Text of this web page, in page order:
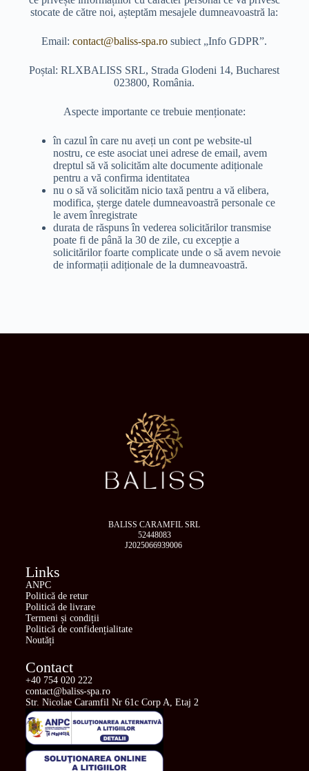
stocate de către noi, așteptăm mesajele dumneavoastră la:
Email:contact@baliss-spa.rosubiect „Info GDPR”.
Poștal: RLXBALISS SRL, Strada Glodeni 14, Bucharest
023800, România.
Aspecte importante ce trebuie menționate:
în cazul în care nu aveți un cont pe website-ul
nostru, ce este asociat unei adrese de email, avem
dreptul să vă solicităm alte documente adiționale
pentru a vă confirma identitatea
nu o să vă solicităm nicio taxă pentru a vă elibera,
modifica, șterge datele dumneavoastră personale ce
le avem înregistrate
durata de răspuns în vederea solicitărilor transmise
poate fi de până la 30 de zile, cu excepție a
solicitărilor foarte complicate unde o să avem nevoie
de informații adiționale de la dumneavoastră.
BALISS CARAMFIL SRL
52448083
J2025066939006
Links
ANPC
Politică de retur
Politică de livrare
Termeni și condiții
Politică de confidențialitate
Noutăți
Contact
+40 754 020 222
contact@baliss-spa.ro
Str. Nicolae Caramfil Nr 61c Corp A, Etaj 2